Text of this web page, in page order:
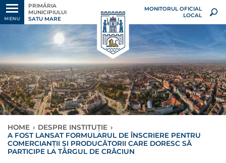
MENU
PRIMĂRIA
MUNICIPIULUI
SATU MARE
MONITORUL OFICIAL
LOCAL
HOME › DESPRE INSTITUȚIE ›
A FOST LANSAT FORMULARUL DE ÎNSCRIERE PENTRU
COMERCIANȚII ȘI PRODUCĂTORII CARE DORESC SĂ
PARTICIPE LA TÂRGUL DE CRĂCIUN